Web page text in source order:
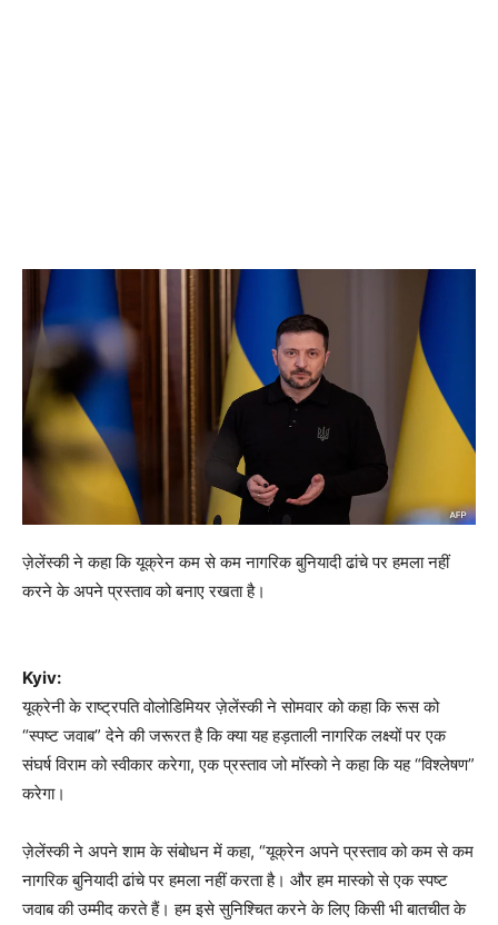
ज़ेलेंस्की ने कहा कि यूक्रेन कम से कम नागरिक बुनियादी ढांचे पर हमला नहीं
करने के अपने प्रस्ताव को बनाए रखता है।
Kyiv:
यूक्रेनी के राष्ट्रपति वोलोडिमियर ज़ेलेंस्की ने सोमवार को कहा कि रूस को
“स्पष्ट जवाब” देने की जरूरत है कि क्या यह हड़ताली नागरिक लक्ष्यों पर एक
संघर्ष विराम को स्वीकार करेगा, एक प्रस्ताव जो मॉस्को ने कहा कि यह “विश्लेषण”
करेगा।
ज़ेलेंस्की ने अपने शाम के संबोधन में कहा, “यूक्रेन अपने प्रस्ताव को कम से कम
नागरिक बुनियादी ढांचे पर हमला नहीं करता है। और हम मास्को से एक स्पष्ट
जवाब की उम्मीद करते हैं। हम इसे सुनिश्चित करने के लिए किसी भी बातचीत के